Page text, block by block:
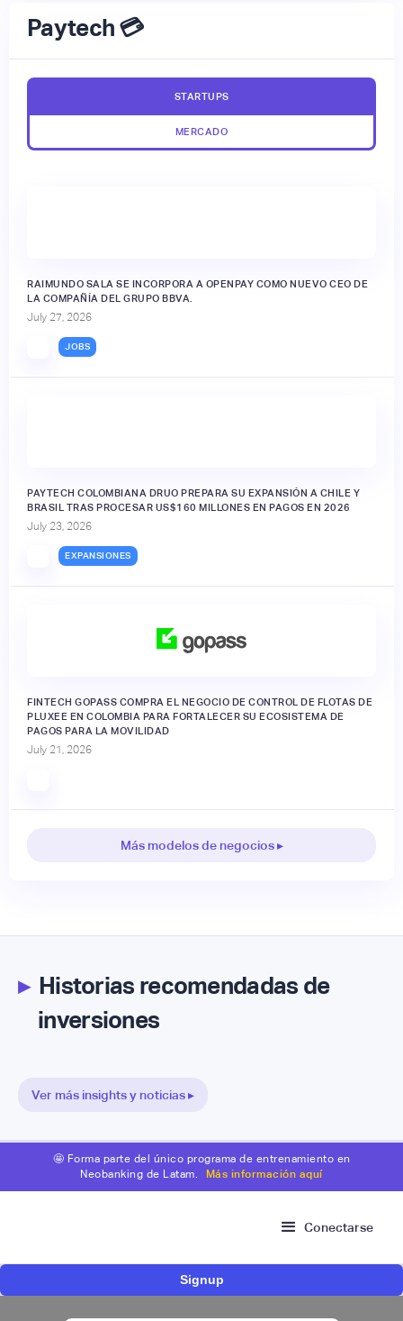
Paytech 💳
STARTUPS
MERCADO
RAIMUNDO SALA SE INCORPORA A OPENPAY COMO NUEVO CEO DE
LA COMPAÑÍA DEL GRUPO BBVA.
July 27, 2026
JOBS
PAYTECH COLOMBIANA DRUO PREPARA SU EXPANSIÓN A CHILE Y
BRASIL TRAS PROCESAR US$160 MILLONES EN PAGOS EN 2026
July 23, 2026
EXPANSIONES
FINTECH GOPASS COMPRA EL NEGOCIO DE CONTROL DE FLOTAS DE
PLUXEE EN COLOMBIA PARA FORTALECER SU ECOSISTEMA DE
PAGOS PARA LA MOVILIDAD
July 21, 2026
Más modelos de negocios ▸
▸Historias recomendadas de
inversiones
Ver más insights y noticias ▸
🤩 Forma parte del único programa de entrenamiento en
Neobanking de Latam.
Más información aquí
Conectarse
Signup